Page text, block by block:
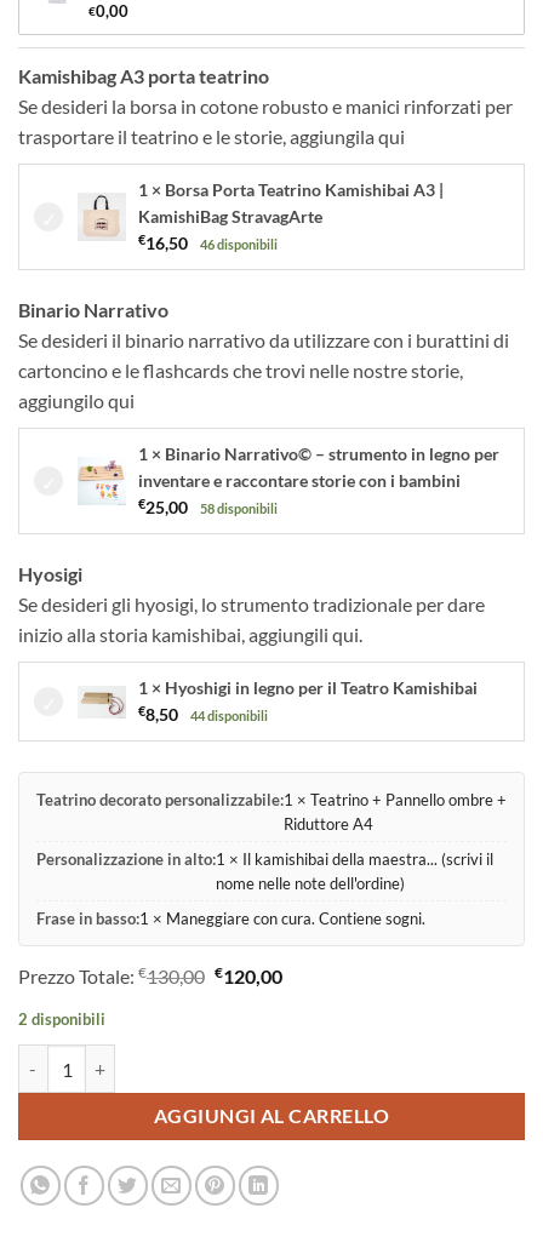
€0,00
Kamishibag A3 porta teatrino
Se desideri la borsa in cotone robusto e manici rinforzati per
trasportare il teatrino e le storie, aggiungila qui
1 × Borsa Porta Teatrino Kamishibai A3 |
KamishiBag StravagArte
€16,50 46 disponibili
Binario Narrativo
Se desideri il binario narrativo da utilizzare con i burattini di
cartoncino e le flashcards che trovi nelle nostre storie,
aggiungilo qui
1 × Binario Narrativo© – strumento in legno per
inventare e raccontare storie con i bambini
€25,00 58 disponibili
Hyosigi
Se desideri gli hyosigi, lo strumento tradizionale per dare
inizio alla storia kamishibai, aggiungili qui.
1 × Hyoshigi in legno per il Teatro Kamishibai
€8,50 44 disponibili
Teatrino decorato personalizzabile:1 × Teatrino + Pannello ombre +
Riduttore A4
Personalizzazione in alto:1 × Il kamishibai della maestra... (scrivi il
nome nelle note dell'ordine)
Frase in basso:1 × Maneggiare con cura. Contiene sogni.
Prezzo Totale: €130,00 €120,00
2 disponibili
AGGIUNGI AL CARRELLO